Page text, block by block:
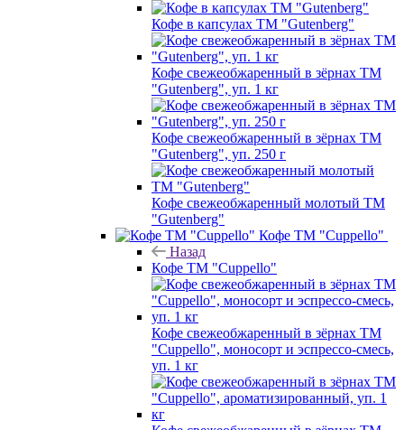
Кофе в капсулах ТМ "Gutenberg"
Кофе свежеобжаренный в зёрнах ТМ
"Gutenberg", уп. 1 кг
Кофе свежеобжаренный в зёрнах ТМ
"Gutenberg", уп. 250 г
Кофе свежеобжаренный молотый ТМ
"Gutenberg"
Кофе ТМ "Cuppello"
Назад
Кофе ТМ "Cuppello"
Кофе свежеобжаренный в зёрнах ТМ
"Cuppello", моносорт и эспрессо-смесь,
уп. 1 кг